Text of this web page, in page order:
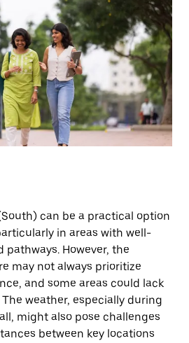
can be a practical option
in areas with well-
However, the
may not always prioritize
and some areas could lack
weather, especially during
might also pose challenges
between key locations